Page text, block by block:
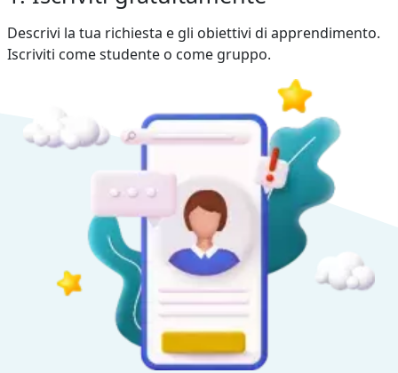
Descrivi la tua richiesta e gli obiettivi di apprendimento.
Iscriviti come studente o come gruppo.